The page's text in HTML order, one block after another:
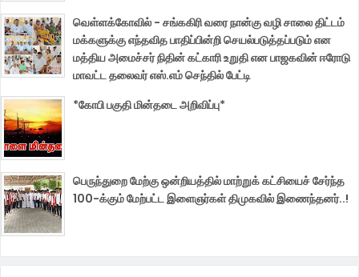
வெள்ளக்கோவில் - சங்ககிரி வரை நான்கு வழி சாலை திட்டம்
மக்களுக்கு எந்தவித பாதிப்பின்றி செயல்படுத்தப்படும் என
மத்திய அமைச்சர் நிதின் கட்காரி உறுதி என பாஜகவின் ஈரோடு
மாவட்ட தலைவர் எஸ்.எம் செந்தில் பேட்டி
*கோபி பகுதி மின்தடை அறிவிப்பு*
பெருந்துறை மேற்கு ஒன்றியத்தில் மாற்றுக் கட்சியைச் சேர்ந்த
100-க்கும் மேற்பட்ட இளைஞர்கள் திமுகவில் இணைந்தனர்..!